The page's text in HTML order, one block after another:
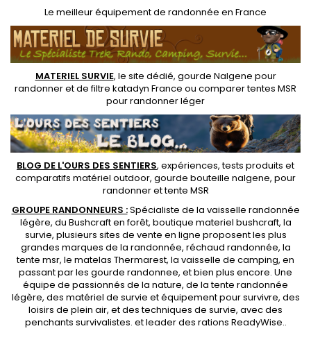
Le meilleur équipement de randonnée en France
MATERIEL SURVIE, le site dédié, gourde Nalgene pour
randonneret defiltre katadyn France ou comparer tentes MSR
pour randonner léger
BLOG DE L'OURS DES SENTIERS, expériences, tests produits et
comparatifs matériel outdoor, gourde bouteille nalgene, pour
randonner ettente MSR
GROUPE RANDONNEURS :Spécialiste de la vaisselle randonnée
légère, du Bushcraft en forêt, boutique materiel bushcraft, la
survie, plusieurs sites de vente en ligne proposent les plus
grandes marques de la randonnée, réchaud randonnée, la
tente msr, le matelas Thermarest, la vaisselle de camping, en
passant par les gourde randonnee, et bien plus encore. Une
équipe de passionnés de la nature, de latente randonnée
légère, des matériel de survie et équipement pour survivre, des
loisirs de plein air, et des techniques de survie, avec des
penchants survivalistes. et leader des rations ReadyWise..